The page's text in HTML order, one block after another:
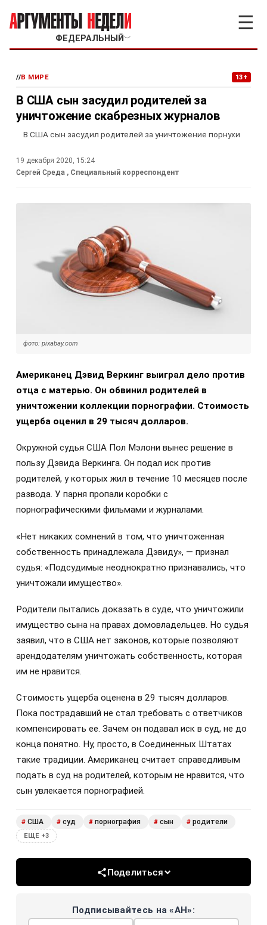
ФЕДЕРАЛЬНЫЙ ﹀
☰
//В МИРЕ 13+
В США сын засудил родителей за
уничтожение скабрезных журналов
В США сын засудил родителей за уничтожение порнухи
19 декабря 2020, 15:24
Сергей Среда , Специальный корреспондент
фото: pixabay.com
Американец Дэвид Веркинг выиграл дело против
отца с матерью. Он обвинил родителей в
уничтожении коллекции порнографии. Стоимость
ущерба оценил в 29 тысяч долларов.
Окружной судья США Пол Мэлони вынес решение в
пользу Дэвида Веркинга. Он подал иск против
родителей, у которых жил в течение 10 месяцев после
развода. У парня пропали коробки с
порнографическими фильмами и журналами.
«Нет никаких сомнений в том, что уничтоженная
собственность принадлежала Дэвиду», — признал
судья: «Подсудимые неоднократно признавались, что
уничтожали имущество».
Родители пытались доказать в суде, что уничтожили
имущество сына на правах домовладельцев. Но судья
заявил, что в США нет законов, которые позволяют
арендодателям уничтожать собственность, которая
им не нравится.
Стоимость ущерба оценена в 29 тысяч долларов.
Пока пострадавший не стал требовать с ответчиков
компенсировать ее. Зачем он подавал иск в суд, не до
конца понятно. Ну, просто, в Соединенных Штатах
такие традиции. Американец считает справедливым
подать в суд на родителей, которым не нравится, что
сын увлекается порнографией.
# США # суд # порнография # сын # родители
ЕЩЕ +3
Поделиться
Подписывайтесь на «АН»: